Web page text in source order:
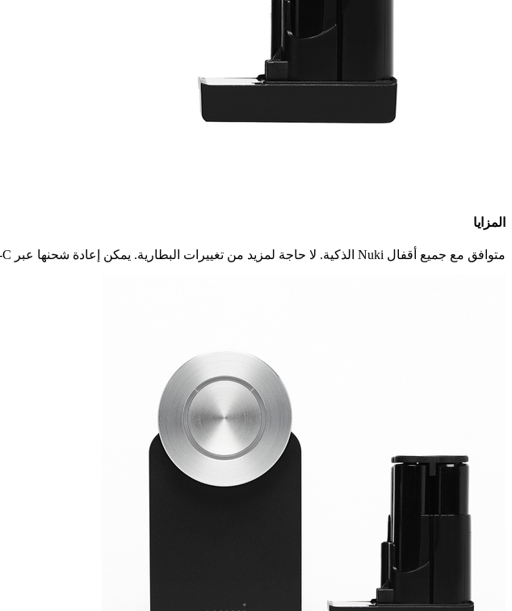
المزايا
متوافق مع جميع أقفال Nuki الذكية. لا حاجة لمزيد من تغييرات البطارية. يمكن إعادة شحنها عبر USB-C - حتى أثناء التشغيل.